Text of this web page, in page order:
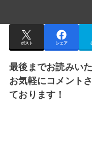
ポスト シェア
最後までお読みい
お気軽にコメント
ております！